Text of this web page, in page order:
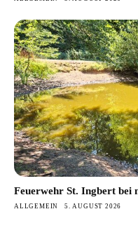
Feuerwehr St. Ingbert bei
ALLGEMEIN 5. AUGUST 2026